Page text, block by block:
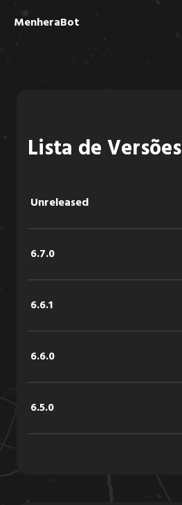
MenheraBot
Lista de Versões
Unreleased
6.7.0
6.6.1
6.6.0
6.5.0